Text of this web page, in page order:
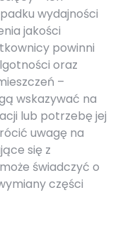
wydajności
jakości
powinni
oraz
–
wskazywać na
lub potrzebę jej
uwagę na
się z
świadczyć o
części